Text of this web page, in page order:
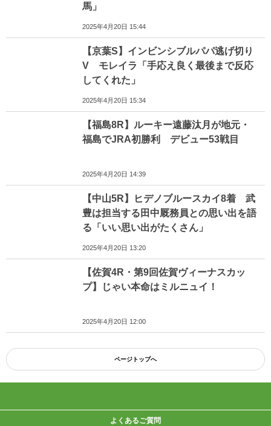
馬」
2025年4月20日 15:44
【京葉S】インビンシブルパパ逃げ切り
V モレイラ「手応え良く最後まで反応
してくれた」
2025年4月20日 15:34
【福島8R】ルーキー遠藤汰月が地元・
福島でJRA初勝利 デビュー53戦目
2025年4月20日 14:39
【中山5R】ヒデノブルースカイ8着 武
豊は担当する田中厩務員との思い出を語
る「いい思い出がたくさん」
2025年4月20日 13:20
【佐賀4R・第9回佐賀ヴィーナスカッ
プ】じゃい本命はミルニュイ！
2025年4月20日 12:00
ページトップへ
よくあるご質問